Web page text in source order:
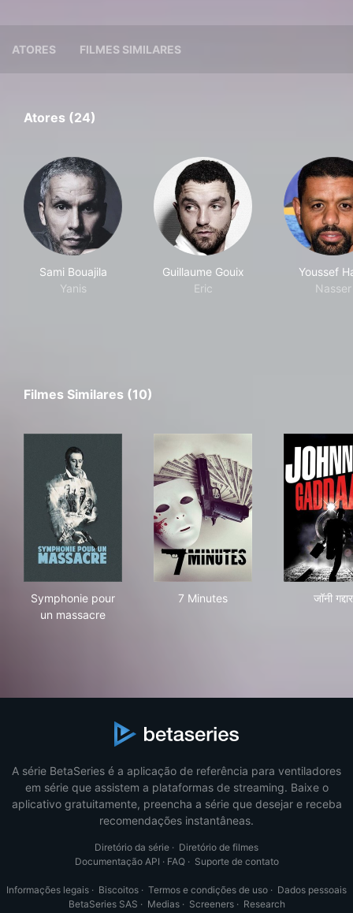
ATORES FILMES SIMILARES
Atores (24)
Sami Bouajila
Yanis
Guillaume Gouix
Eric
Youssef
Nasser
Filmes Similares (10)
Symphonie pour
un massacre
7 Minutes जॉनी गद्दार
A série BetaSeries é a aplicação de referência para ventiladores
em série que assistem a plataformas de streaming. Baixe o
aplicativo gratuitamente, preencha a série que desejar e receba
recomendações instantâneas.
Diretório da série · Diretório de filmes
Documentação API · FAQ· Suporte de contato
Informações legais · Biscoitos · Termos e condições de uso · Dados pessoais
BetaSeries SAS · Medias· Screeners· Research